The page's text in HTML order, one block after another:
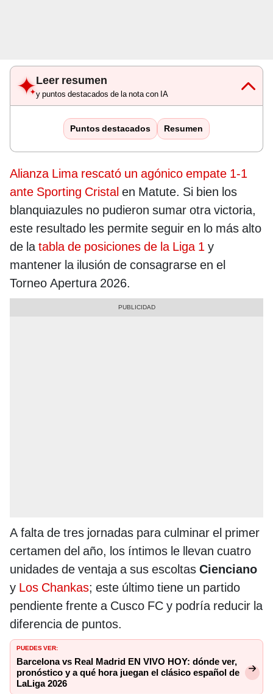
Leer resumen
y puntos destacados de la nota con IA
Puntos destacados Resumen
Alianza Lima rescató un agónico empate 1-1
ante Sporting Cristal en Matute. Si bien los
blanquiazules no pudieron sumar otra victoria,
este resultado les permite seguir en lo más alto
de latabla de posiciones de la Liga 1 y
mantener la ilusión de consagrarse en el
Torneo Apertura 2026.
A falta de tres jornadas para culminar el primer
certamen del año, los íntimos le llevan cuatro
unidades de ventaja a sus escoltas Cienciano
y Los Chankas; este último tiene un partido
pendiente frente a Cusco FC y podría reducir la
diferencia de puntos.
PUEDES VER:
Barcelona vs Real Madrid EN VIVO HOY: dónde ver,
pronóstico y a qué hora juegan el clásico español de
LaLiga 2026